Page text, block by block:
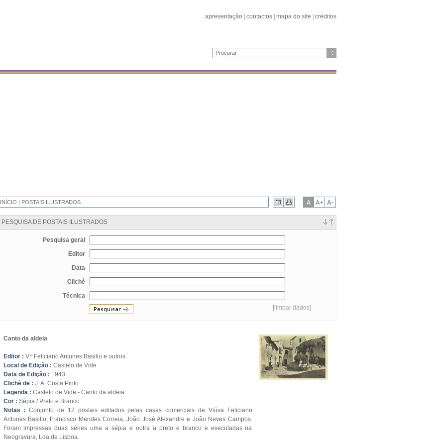
apresentação contactos| mapa do site créditos
INÍCIO | POSTAIS ILUSTRADOS
PESQUISA DE POSTAIS ILUSTRADOS
Pesquisa geral
Editor
Data
Cliché
Técnica
[limpar dados]
Canto da aldeia
Editor : V.ª Feliciano Antunes Basilio e outros
Local de Edição : Castelo de Vide
Data de Edição : 1943
Cliché de : J. A. Costa Pinto
Legenda : Castelo de Vide - Canto da aldeia
Cor : Sépia / Preto e Branco
Notas :Conjunto de 12 postais editados pelas casas comerciais de Viúva Feliciano
Antunes Basilio, Francisco Mendes Correia, João José Alexandre e João Neves Campos.
Foram impressas duas séries uma a sépia e outra a preto e branco e executadas na
Neogravura, Lda de Lisboa.